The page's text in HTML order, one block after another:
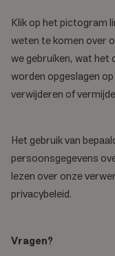
Klik op het pictogram
weten te komen over
we gebruiken, wat het
worden opgeslagen
verwijderen of
Het gebruik van
persoonsgegevens
lezen over onze
privacybeleid.
Vragen?